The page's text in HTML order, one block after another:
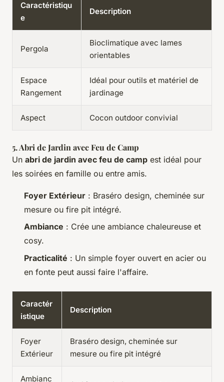
Caractéristiqu
e
Description
Pergola
Bioclimatique avec lames
orientables
Espace
Rangement
Idéal pour outils et matériel de
jardinage
Aspect Cocon outdoor convivial
5. Abri de Jardin avec Feu de Camp
Un abri de jardin avec feu de camp est idéal pour
les soirées en famille ou entre amis.
Foyer Extérieur : Braséro design, cheminée sur
mesure ou fire pit intégré.
Ambiance : Crée une ambiance chaleureuse et
cosy.
Practicalité : Un simple foyer ouvert en acier ou
en fonte peut aussi faire l'affaire.
Caractér
istique
Description
Foyer
Extérieur
Braséro design, cheminée sur
mesure ou fire pit intégré
Ambianc